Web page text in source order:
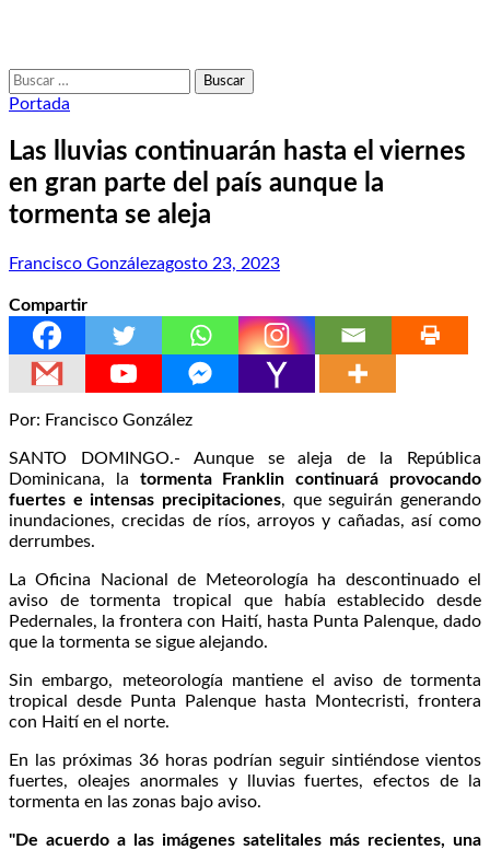
Buscar:
Portada
Las lluvias continuarán hasta el viernes
en gran parte del país aunque la
tormenta se aleja
Francisco Gonzálezagosto 23, 2023
Compartir
Por: Francisco González
SANTO DOMINGO.- Aunque se aleja de la República
Dominicana, la tormenta Franklin continuará provocando
fuertes e intensas precipitaciones, que seguirán generando
inundaciones, crecidas de ríos, arroyos y cañadas, así como
derrumbes.
La Oficina Nacional de Meteorología ha descontinuado el
aviso de tormenta tropical que había establecido desde
Pedernales, la frontera con Haití, hasta Punta Palenque, dado
que la tormenta se sigue alejando.
Sin embargo, meteorología mantiene el aviso de tormenta
tropical desde Punta Palenque hasta Montecristi, frontera
con Haití en el norte.
En las próximas 36 horas podrían seguir sintiéndose vientos
fuertes, oleajes anormales y lluvias fuertes, efectos de la
tormenta en las zonas bajo aviso.
"De acuerdo a las imágenes satelitales más recientes, una